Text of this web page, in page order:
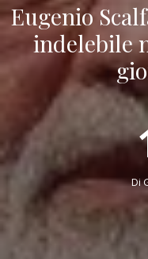
Eugenio
indelebile
Di